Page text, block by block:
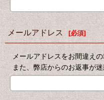
メールアドレス [必須]
メールアドレスをお間違え
また、弊店からのお返事が